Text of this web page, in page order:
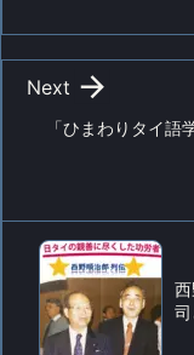
「ひまわりタイ語

Next